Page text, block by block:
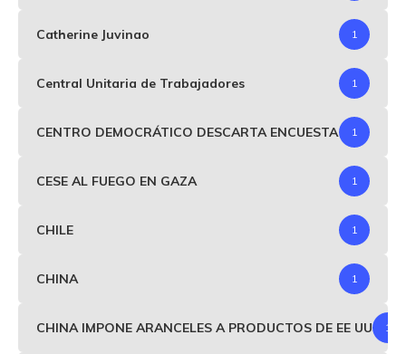
Catherine Juvinao 1
Central Unitaria de Trabajadores 1
CENTRO DEMOCRÁTICO DESCARTA ENCUESTA 1
CESE AL FUEGO EN GAZA 1
CHILE 1
CHINA 1
CHINA IMPONE ARANCELES A PRODUCTOS DE EE UU 1